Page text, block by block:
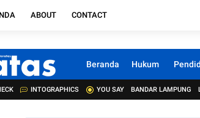
ABOUT CONTACT
Beranda Hukum
INTOGRAPHICS YOU SAY BANDAR LAMPUNG